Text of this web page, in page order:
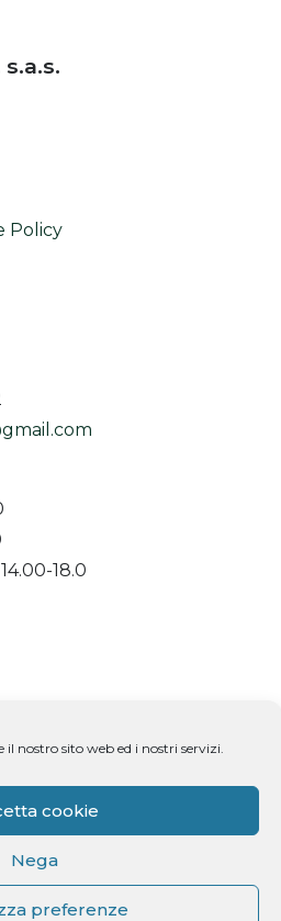
nostro sito web ed i nostri servizi.
cookie
Nega
preferenze
Policy
18.0